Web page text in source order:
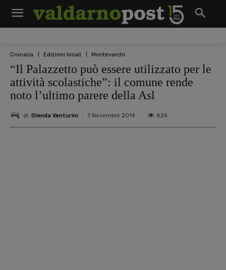
Cronaca Edizioni locali Montevarchi
“Il Palazzetto può essere utilizzato per le
attività scolastiche”: il comune rende
noto l’ultimo parere della Asl
di Glenda Venturini 7 Novembre 2014 824